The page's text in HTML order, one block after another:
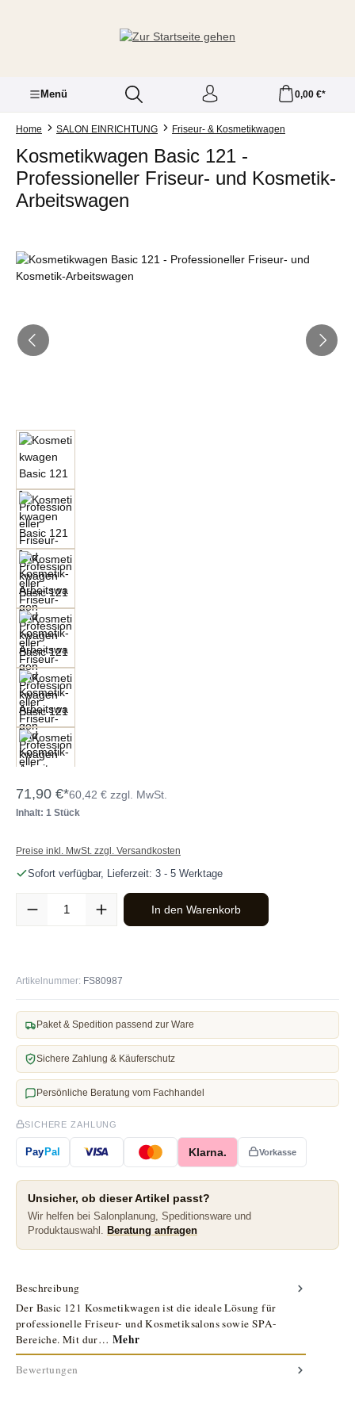
Menü 0,00 €*
Home SALON EINRICHTUNG Friseur- & Kosmetikwagen
Kosmetikwagen Basic 121 -
Professioneller Friseur- und Kosmetik-
Arbeitswagen
Bildergalerie überspringen
71,90 €*60,42 € zzgl. MwSt.
Inhalt: 1 Stück
Preise inkl. MwSt. zzgl. Versandkosten
Sofort verfügbar, Lieferzeit: 3 - 5 Werktage
Produkt Anzahl: Gib den gewünschten Wert ein oder benutze die
In den Warenkorb
Artikelnummer: FS80987
Paket & Spedition passend zur Ware
Sichere Zahlung & Käuferschutz
Persönliche Beratung vom Fachhandel
SICHERE ZAHLUNG
PayPal Klarna. Vorkasse
Unsicher, ob dieser Artikel passt?
Wir helfen bei Salonplanung, Speditionsware und
Produktauswahl.
Beratung anfragen
Beschreibung
Der Basic 121 Kosmetikwagen ist die ideale Lösung für
professionelle Friseur- und Kosmetiksalons sowie SPA-
Bereiche. Mit dur… Mehr
Bewertungen